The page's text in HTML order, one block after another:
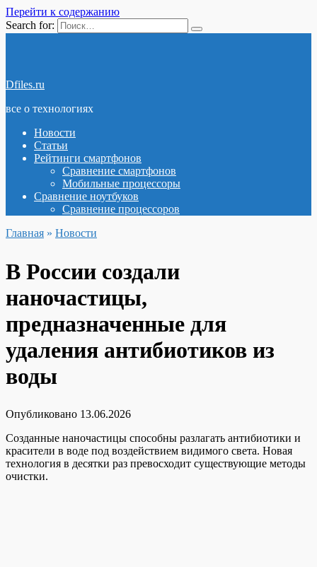
Перейти к содержанию
Search for:
Dfiles.ru
все о технологиях
Новости
Статьи
Рейтинги смартфонов
Сравнение смартфонов
Мобильные процессоры
Сравнение ноутбуков
Сравнение процессоров
Главная » Новости
В России создали
наночастицы,
предназначенные для
удаления антибиотиков из
воды
Опубликовано 13.06.2026
Созданные наночастицы способны разлагать антибиотики и
красители в воде под воздействием видимого света. Новая
технология в десятки раз превосходит существующие методы
очистки.